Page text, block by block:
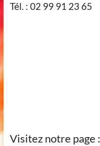
Tél. : 02 99 91 23 65
Visitez notre page :